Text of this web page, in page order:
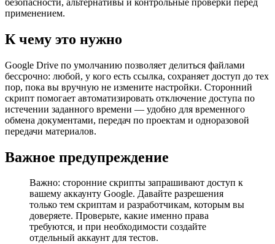
применением.
К чему это нужно
Google Drive по умолчанию позволяет делиться файлами
бессрочно: любой, у кого есть ссылка, сохраняет доступ до тех
пор, пока вы вручную не измените настройки. Сторонний
скрипт помогает автоматизировать отключение доступа по
истечении заданного времени — удобно для временного
обмена документами, передач по проектам и одноразовой
передачи материалов.
Важное предупреждение
Важно: сторонние скрипты запрашивают доступ к
вашему аккаунту Google. Давайте разрешения
только тем скриптам и разработчикам, которым вы
доверяете. Проверьте, какие именно права
требуются, и при необходимости создайте
отдельный аккаунт для тестов.